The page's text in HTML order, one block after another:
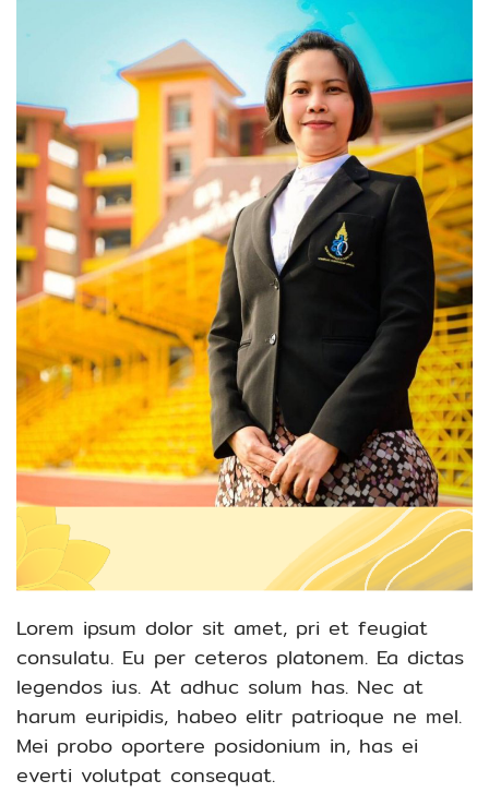
Lorem ipsum dolor sit amet, pri et feugiat
consulatu. Eu per ceteros platonem. Ea dictas
legendos ius. At adhuc solum has. Nec at
harum euripidis, habeo elitr patrioque ne mel.
Mei probo oportere posidonium in, has ei
everti volutpat consequat.